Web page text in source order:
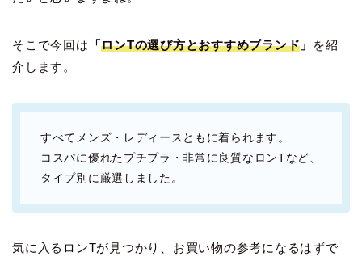
そこで今回は 「ロンTの選び方とおすすめブランド 」
を紹
介します。
すべてメンズ・レディースともに着られます。
コスパに優れたプチプラ・非常に良質なロンTなど、
タイプ別に厳選しました。
気に入るロンTが見つかり、お買い物の参考になるはずで